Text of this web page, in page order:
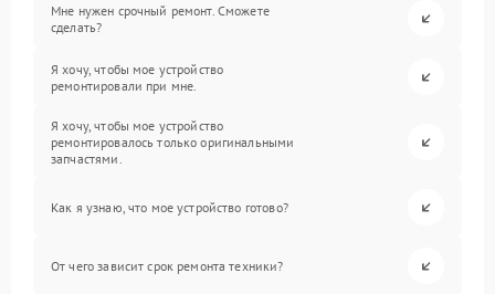
Мне нужен срочный ремонт. Сможете
сделать?
Я хочу, чтобы мое устройство
ремонтировали при мне.
Я хочу, чтобы мое устройство
ремонтировалось только оригинальными
запчастями.
Как я узнаю, что мое устройство готово?
От чего зависит срок ремонта техники?